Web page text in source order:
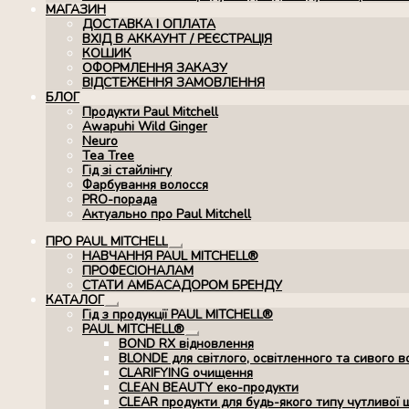
МАГАЗИН
ДОСТАВКА І ОПЛАТА
ВХІД В АККАУНТ / РЕЄСТРАЦІЯ
КОШИК
ОФОРМЛЕННЯ ЗАКАЗУ
ВІДСТЕЖЕННЯ ЗАМОВЛЕННЯ
БЛОГ
Продукти Paul Mitchell
Awapuhi Wild Ginger
Neuro
Tea Tree
Гід зі стайлінгу
Фарбування волосся
PRO-порада
Актуально про Paul Mitchell
ПРО PAUL MITCHELL
Розгорнуте
вкладене
меню
НАВЧАННЯ PAUL MITCHELL®
ПРОФЕСІОНАЛАМ
СТАТИ АМБАСАДОРОМ БРЕНДУ
КАТАЛОГ
Розгорнуте
вкладене
меню
Гід з продукції PAUL MITCHELL®
PAUL MITCHELL®
Розгорнуте
вкладене
меню
BOND RX вiдновлення
BLONDE для світлого, освітленного та сивого
CLARIFYING очищення
CLEAN BEAUTY еко-продукти
CLEAR продукти для будь-якого типу чутливої